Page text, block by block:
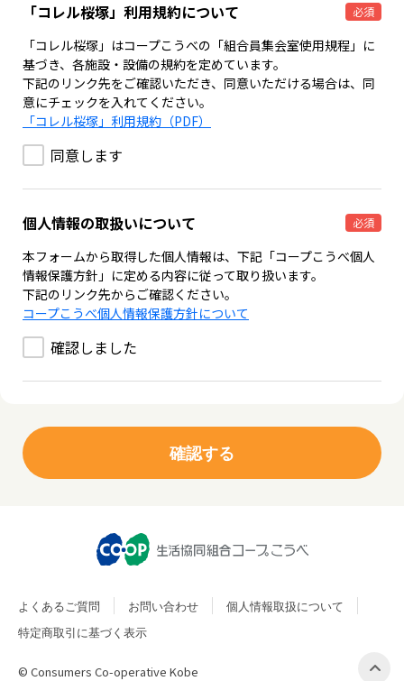
「コレル桜塚」利用規約について 必須
「コレル桜塚」はコープこうべの「組合員集会室使用規程」に
基づき、各施設・設備の規約を定めています。
下記のリンク先をご確認いただき、同意いただける場合は、同
意にチェックを入れてください。
「コレル桜塚」利用規約（PDF）
同意します
個人情報の取扱いについて 必須
本フォームから取得した個人情報は、下記「コープこうべ個人
情報保護方針」に定める内容に従って取り扱います。
下記のリンク先からご確認ください。
コープこうべ個人情報保護方針について
確認しました
よくあるご質問 お問い合わせ
個人情報取扱について
特定商取引に基づく表示
© Consumers Co-operative Kobe